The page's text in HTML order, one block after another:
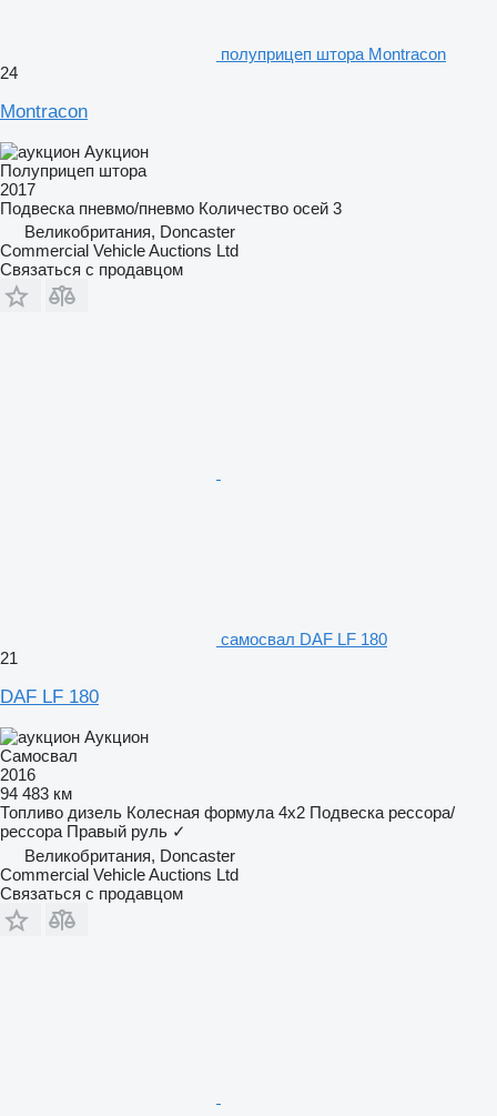
полуприцеп штора Montracon
24
Montracon
Аукцион
Полуприцеп штора
2017
Подвеска пневмо/пневмо Количество осей 3
Великобритания, Doncaster
Commercial Vehicle Auctions Ltd
Связаться с продавцом
самосвал DAF LF 180
21
DAF LF 180
Аукцион
Самосвал
2016
94 483 км
Топливо дизель Колесная формула 4x2 Подвеска рессора/
рессора Правый руль ✓
Великобритания, Doncaster
Commercial Vehicle Auctions Ltd
Связаться с продавцом